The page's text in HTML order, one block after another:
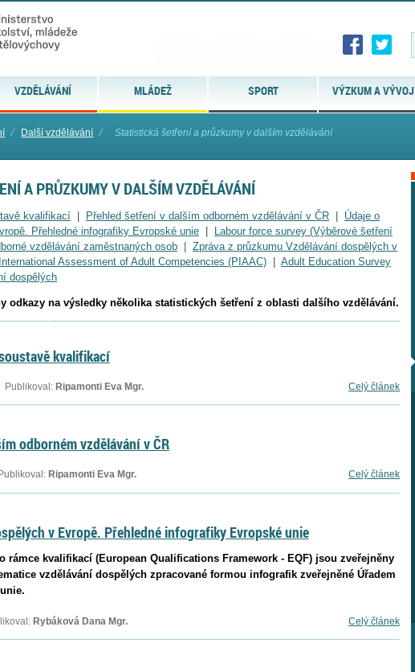
VZDĚLÁVÁNÍ MLÁDEŽ SPORT VÝZKUM A VÝVOJ
⁄ Další vzdělávání ⁄ Statistická šetření a průzkumy v dalším vzdělávání
A PRŮZKUMY V DALŠÍM VZDĚLÁVÁNÍ
kvalifikací Přehled šetření v dalším odborném vzdělávání v ČR
Údaje o
Přehledné infografiky Evropské unie
Labour force survey (Výběrové šetření
vzdělávání zaměstnaných osob
Zpráva z průzkumu Vzdělávání dospělých v
Assessment of Adult Competencies (PIAAC)
Adult Education Survey
dospělých
odkazy na výsledky několika statistických šetření z oblasti dalšího vzdělávání.
kvalifikací
Celý článek
Publikoval: Ripamonti Eva Mgr.
odborném vzdělávání v ČR
Celý článek
Ripamonti Eva Mgr.
v Evropě. Přehledné infografiky Evropské unie
rámce kvalifikací (European Qualifications Framework - EQF) jsou zveřejněny
vzdělávání dospělých zpracované formou infografik zveřejněné Úřadem
Celý článek
Rybáková Dana Mgr.